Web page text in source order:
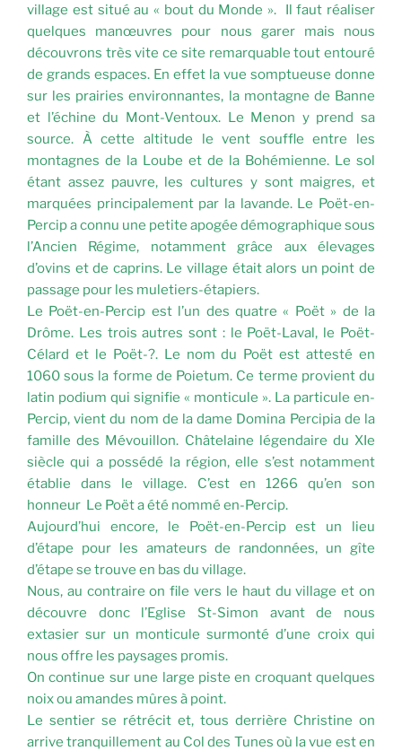
village est situé au « bout du Monde ». Il faut réaliser
quelques manœuvres pour nous garer mais nous
découvrons très vite ce site remarquable tout entouré
de grands espaces. En effet la vue somptueuse donne
sur les prairies environnantes, la montagne de Banne
et l’échine du Mont-Ventoux. Le Menon y prend sa
source. À cette altitude le vent souffle entre les
montagnes de la Loube et de la Bohémienne. Le sol
étant assez pauvre, les cultures y sont maigres, et
marquées principalement par la lavande. Le Poët-en-
Percip a connu une petite apogée démographique sous
l’Ancien Régime, notamment grâce aux élevages
d’ovins et de caprins. Le village était alors un point de
passage pour les muletiers-étapiers.
Le Poët-en-Percip est l’un des quatre « Poët » de la
Drôme. Les trois autres sont : le Poët-Laval, le Poët-
Célard et le Poët-?. Le nom du Poët est attesté en
1060 sous la forme de Poietum. Ce terme provient du
latin podium qui signifie « monticule ». La particule en-
Percip, vient du nom de la dame Domina Percipia de la
famille des Mévouillon. Châtelaine légendaire du XIe
siècle qui a possédé la région, elle s’est notamment
établie dans le village. C’est en 1266 qu’en son
honneur Le Poët a été nommé en-Percip.
Aujourd’hui encore, le Poët-en-Percip est un lieu
d’étape pour les amateurs de randonnées, un gîte
d’étape se trouve en bas du village.
Nous, au contraire on file vers le haut du village et on
découvre donc l’Eglise St-Simon avant de nous
extasier sur un monticule surmonté d’une croix qui
nous offre les paysages promis.
On continue sur une large piste en croquant quelques
noix ou amandes mûres à point.
Le sentier se rétrécit et, tous derrière Christine on
arrive tranquillement au Col des Tunes où la vue est en